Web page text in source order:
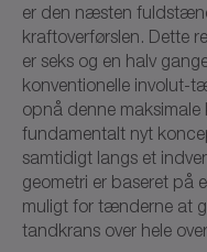
er den næsten
kraftoverførslen. Dette
er seks og en halv
konventionelle involut-
opnå denne
fundamentalt nyt
samtidigt langs et
geometri er baseret på
muligt for tænderne at
tandkrans over hele